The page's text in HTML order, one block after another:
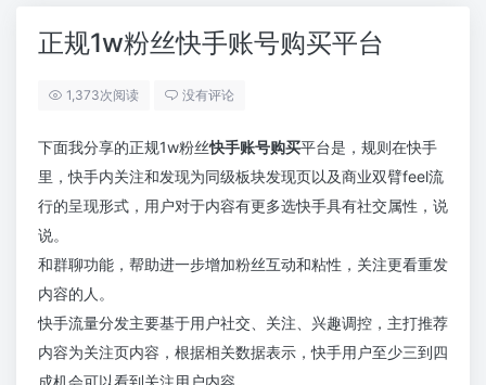
正规1w粉丝快手账号购买平台
1,373次阅读 没有评论
下面我分享的正规1w粉丝快手账号购买平台是，规则在快手
里，快手内关注和发现为同级板块发现页以及商业双臂feel流
行的呈现形式，用户对于内容有更多选快手具有社交属性，说
说。
和群聊功能，帮助进一步增加粉丝互动和粘性，关注更看重发
内容的人。
快手流量分发主要基于用户社交、关注、兴趣调控，主打推荐
内容为关注页内容，根据相关数据表示，快手用户至少三到四